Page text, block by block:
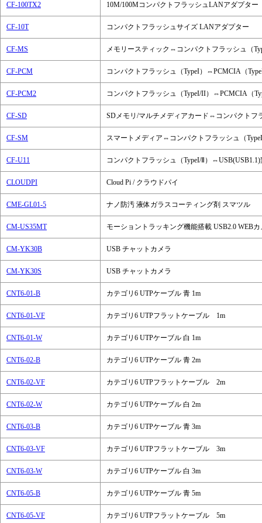
CF-100TX2 10M/100MコンパクトフラッシュLANアダプター
CF-10T コンパクトフラッシュサイズ LANアダプター
CF-MS メモリースティック⇔コンパクトフラッシュ（
CF-PCM コンパクトフラッシュ（TypeI）⇔PCMCIA（
CF-PCM2 コンパクトフラッシュ（TypeI/II）⇔PCMCIA（
CF-SD SDメモリ/マルチメディアカード⇔コンパクトフ
CF-SM スマートメディア⇔コンパクトフラッシュ（
CF-U11 コンパクトフラッシュ（TypeI/Ⅱ）
CLOUDPI Cloud Pi / クラウドパイ
CME-GL01-5 ナノ防汚 液体ガラスコーティング剤 スマツル
CM-US35MT モーショントラッキング機能搭載 USB2.0 WEBカ
CM-YK30B USB チャットカメラ
CM-YK30S USB チャットカメラ
CNT6-01-B カテゴリ6 UTPケーブル 青 1m
CNT6-01-VF カテゴリ6 UTPフラットケーブル 1m
CNT6-01-W カテゴリ6 UTPケーブル 白 1m
CNT6-02-B カテゴリ6 UTPケーブル 青 2m
CNT6-02-VF カテゴリ6 UTPフラットケーブル 2m
CNT6-02-W カテゴリ6 UTPケーブル 白 2m
CNT6-03-B カテゴリ6 UTPケーブル 青 3m
CNT6-03-VF カテゴリ6 UTPフラットケーブル 3m
CNT6-03-W カテゴリ6 UTPケーブル 白 3m
CNT6-05-B カテゴリ6 UTPケーブル 青 5m
CNT6-05-VF カテゴリ6 UTPフラットケーブル 5m